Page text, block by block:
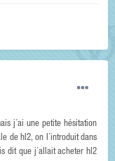
j´ai une petite hésitation
de hl2, on l´introduit dans
dit que j´allait acheter hl2